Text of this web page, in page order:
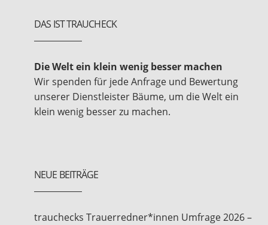
DAS IST TRAUCHECK
Die Welt ein klein wenig besser machen
Wir spenden für jede Anfrage und Bewertung
unserer Dienstleister Bäume, um die Welt ein
klein wenig besser zu machen.
NEUE BEITRÄGE
trauchecks Trauerredner*innen Umfrage 2026 –